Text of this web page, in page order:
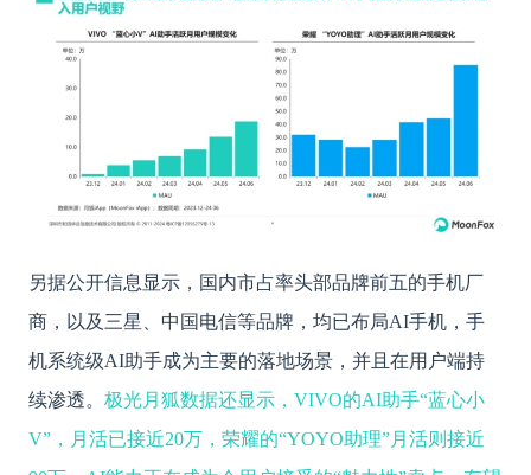
另据公开信息显示，国内市占率头部品牌前五的手机厂
商，以及三星、中国电信等品牌，均已布局AI手机，手
机系统级AI助手成为主要的落地场景，并且在用户端持
续渗透。 极光月狐数据还显示， VIVO的AI助手“蓝心小
V”，月活已接近20万，荣耀的“YOYO助理”月活则接近